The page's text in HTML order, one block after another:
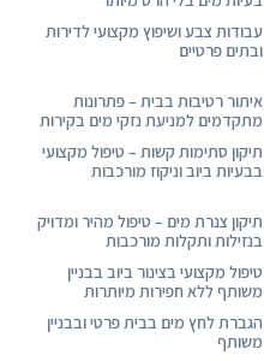
עבודות צבע ושיפוץ מקצועי לדירות
ובתים פרטיים
איתור רטיבות בבית – פתרונות
מתקדמים למניעת נזקי מים בקירות
תיקון סתימות קשות – טיפול מקצועי
בבעיות ביוב וניקוז מורכבות
תיקון צנרת מים – טיפול מהיר ומדויק
בנזילות ותקלות מורכבות
טיפול מקצועי בצינור ביוב בבניין
משותף ללא חפירות מיותרות
הגברת לחץ מים בבית פרטי ובבניין
משותף